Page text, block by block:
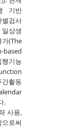
기반
검사
상생
(The
기능
활동
.
사용,
로써